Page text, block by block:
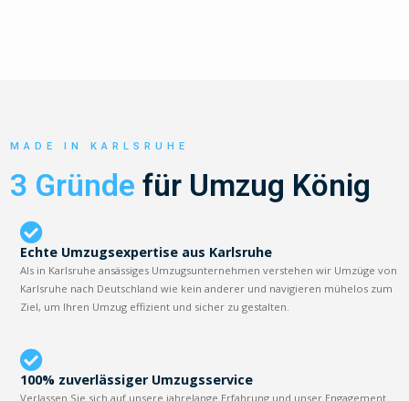
MADE IN KARLSRUHE
3 Gründe für Umzug König
Echte Umzugsexpertise aus Karlsruhe
Als in Karlsruhe ansässiges Umzugsunternehmen verstehen wir Umzüge von
Karlsruhe nach Deutschland wie kein anderer und navigieren mühelos zum
Ziel, um Ihren Umzug effizient und sicher zu gestalten.
100% zuverlässiger Umzugsservice
Verlassen Sie sich auf unsere jahrelange Erfahrung und unser Engagement